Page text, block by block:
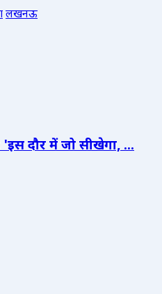
लखनऊ
दौर में जो सीखेगा, ...